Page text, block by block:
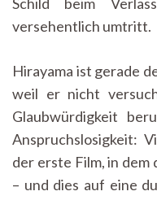
versehentlich umtritt.
Hirayama ist gerade
weil er nicht
Glaubwürdigkeit
Anspruchslosigkeit:
der erste Film, in
– und dies auf eine